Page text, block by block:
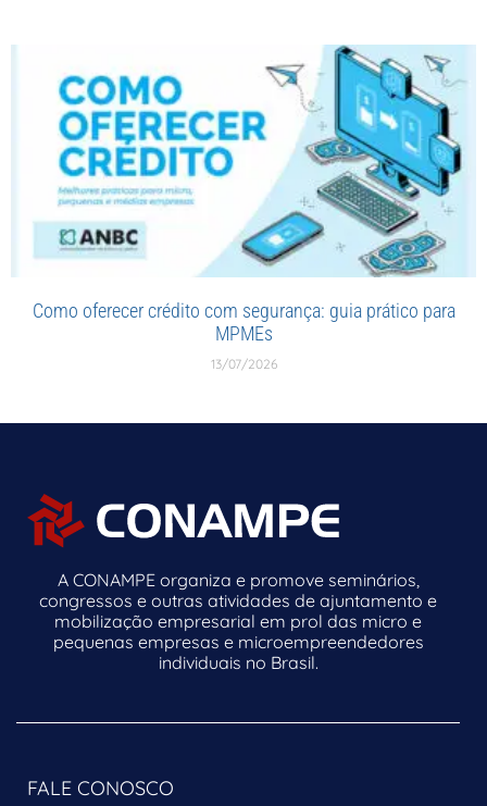
Como oferecer crédito com segurança: guia prático para
MPMEs
13/07/2026
A CONAMPE organiza e promove seminários,
congressos e outras atividades de ajuntamento e
mobilização empresarial em prol das micro e
pequenas empresas e microempreendedores
individuais no Brasil.
FALE CONOSCO